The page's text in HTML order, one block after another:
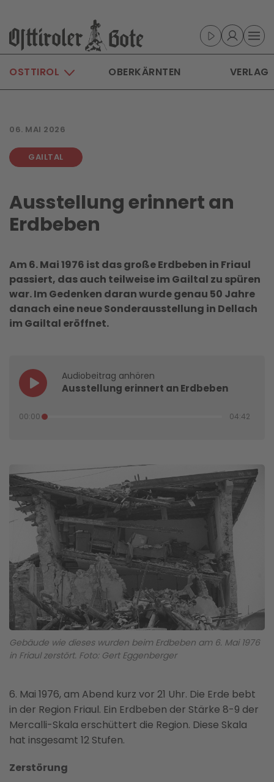
Skip to main content
OSTTIROL OBERKÄRNTEN VERLAG
06. MAI 2026
GAILTAL
Ausstellung erinnert an
Erdbeben
Am 6. Mai 1976 ist das große Erdbeben in Friaul
passiert, das auch teilweise im Gailtal zu spüren
war. Im Gedenken daran wurde genau 50 Jahre
danach eine neue Sonderausstellung in Dellach
im Gailtal eröffnet.
Audiobeitrag anhören
Ausstellung erinnert an Erdbeben
00:00 04:42
Gebäude wie dieses wurden beim Erdbeben am 6. Mai 1976
in Friaul zerstört. Foto: Gert Eggenberger
6. Mai 1976, am Abend kurz vor 21 Uhr. Die Erde bebt
in der Region Friaul. Ein Erdbeben der Stärke 8-9 der
Mercalli-Skala erschüttert die Region. Diese Skala
hat insgesamt 12 Stufen.
Zerstörung